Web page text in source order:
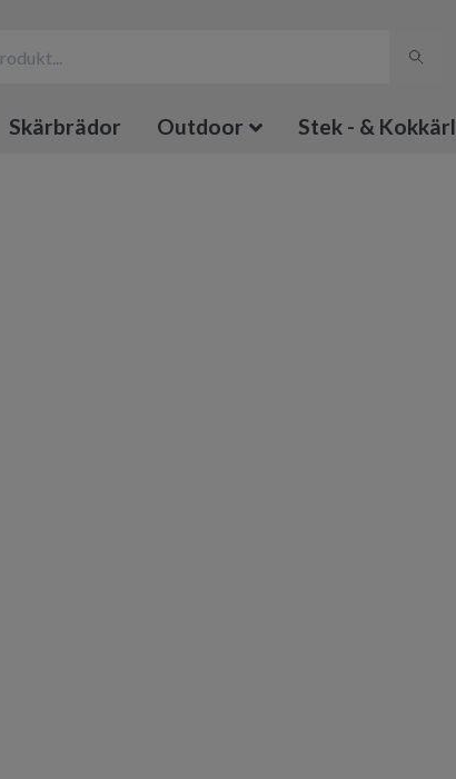
Skärbrädor Outdoor Stek - & Kokkärl